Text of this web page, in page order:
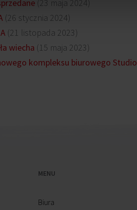
(23 maja 2024)
(26 stycznia 2024)
(21 listopada 2023)
wiecha (15 maja 2023)
kompleksu biurowego Studio
MENU
Biura